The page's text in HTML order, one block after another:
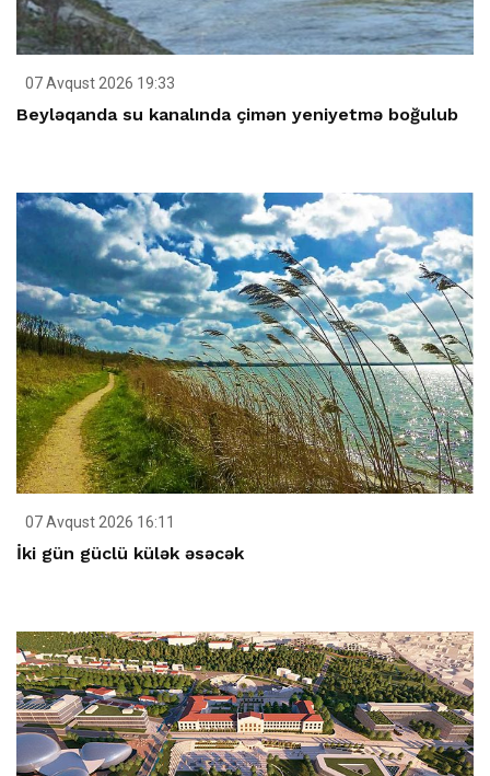
07 Avqust 2026 19:33
Beyləqanda su kanalında çimən yeniyetmə boğulub
07 Avqust 2026 16:11
İki gün güclü külək əsəcək